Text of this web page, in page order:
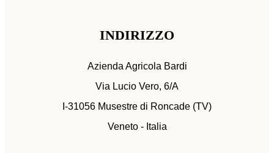
INDIRIZZO
Azienda Agricola Bardi
Via Lucio Vero, 6/A
I-31056 Musestre di Roncade (TV)
Veneto - Italia